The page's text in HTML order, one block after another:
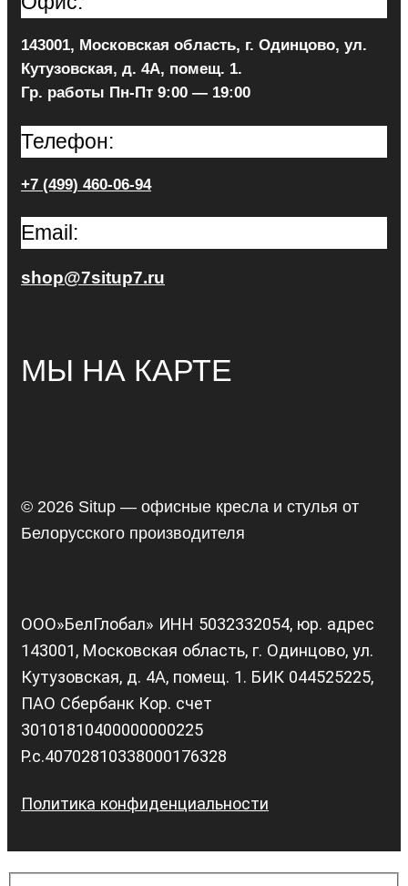
143001, Московская область, г. Одинцово, ул.
Кутузовская, д. 4А, помещ. 1.
Гр. работы Пн-Пт 9:00 — 19:00
Телефон:
+7 (499) 460-06-94
Email:
shop@7situp7.ru
МЫ НА КАРТЕ
© 2026 Situp — офисные кресла и стулья от
Белорусского производителя
ООО»БелГлобал» ИНН 5032332054, юр. адрес
143001, Московская область, г. Одинцово, ул.
Кутузовская, д. 4А, помещ. 1. БИК 044525225,
ПАО Сбербанк Кор. счет
30101810400000000225
Р.с.40702810338000176328
Политика конфиденциальности